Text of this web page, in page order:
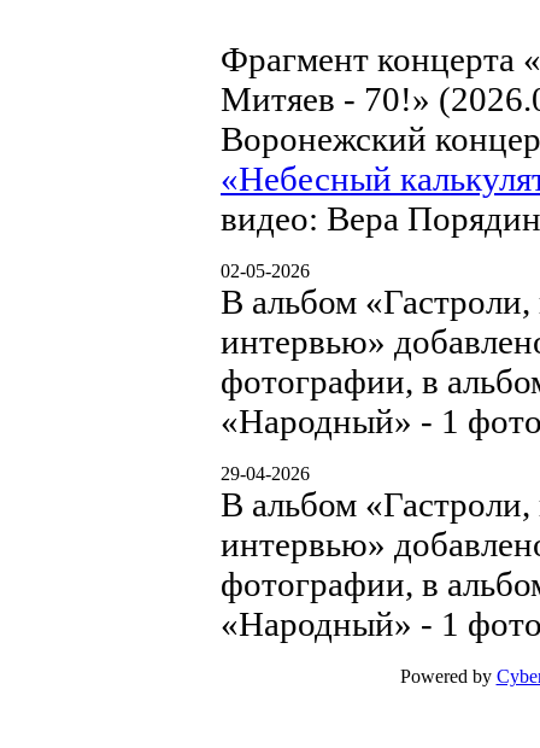
Фрагмент концерта
Митяев - 70!»
Воронежский
«Небесный
видео: Вера
02-05-2026
В альбом
интервью»
фотографии, в
«Народный» - 1
29-04-2026
В альбом
интервью»
фотографии, в
«Народный» - 1
Powered by